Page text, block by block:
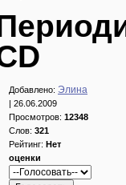
Добавлено: Элина
| 26.06.2009
Просмотров: 12348
Слов: 321
Рейтинг: Нет
оценки